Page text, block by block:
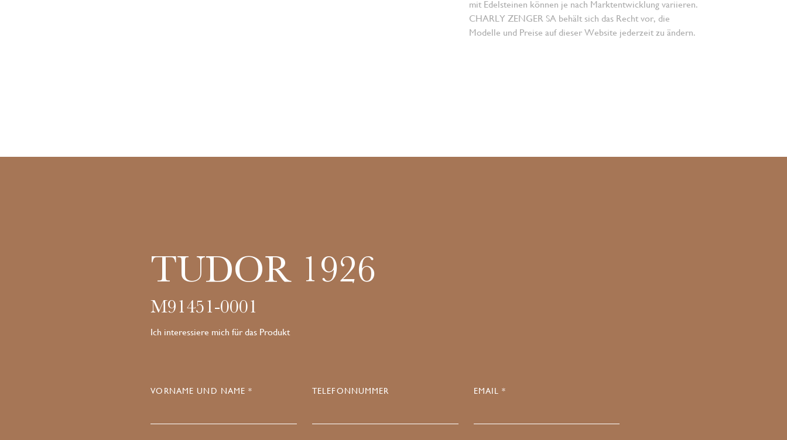
mit Edelsteinen können je nach Marktentwicklung variieren.
CHARLY ZENGER SA behält sich das Recht vor, die
Modelle und Preise auf dieser Website jederzeit zu ändern.
TUDOR 1926
M91451-0001
Ich interessiere mich für das Produkt
VORNAME UND NAME * TELEFONNUMMER EMAIL *